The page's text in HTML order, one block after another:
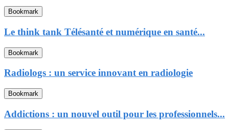
Bookmark
Le think tank Télésanté et numérique en santé...
Bookmark
Radiologs : un service innovant en radiologie
Bookmark
Addictions : un nouvel outil pour les professionnels...